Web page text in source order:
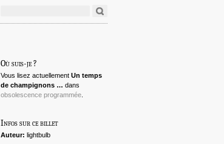
Où suis-je ?
Vous lisez actuellement Un temps
de champignons … dans
obsolescence programmée
Infos sur ce billet
Auteur: lightbulb